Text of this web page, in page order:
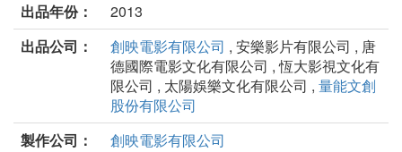
出品年份：
2013
出品公司：
創映電影有限公司 , 安樂影片有限公司 , 唐
德國際電影文化有限公司 , 恆大影視文化有
限公司 , 太陽娛樂文化有限公司 , 量能文創
股份有限公司
製作公司：
創映電影有限公司